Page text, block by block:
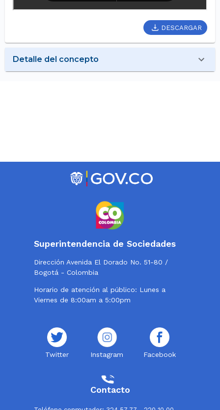
DESCARGAR
Detalle del concepto
Superintendencia de Sociedades
Dirección Avenida El Dorado No. 51-80 /
Bogotá - Colombia
Horario de atención al público: Lunes a
Viernes de 8:00am a 5:00pm
Twitter Instagram Facebook
Contacto